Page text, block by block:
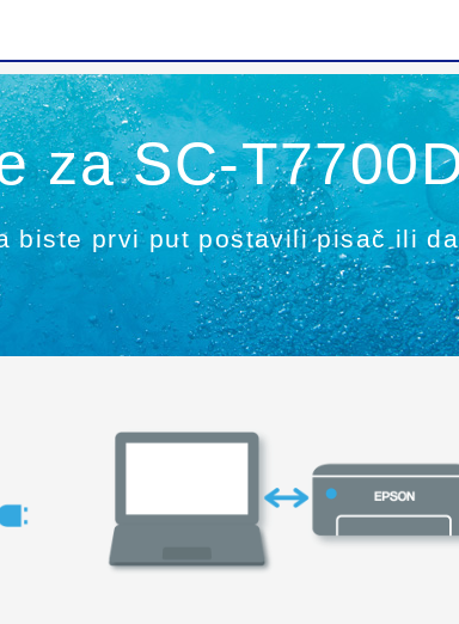
za SC-
biste prvi put postavili pisač ili